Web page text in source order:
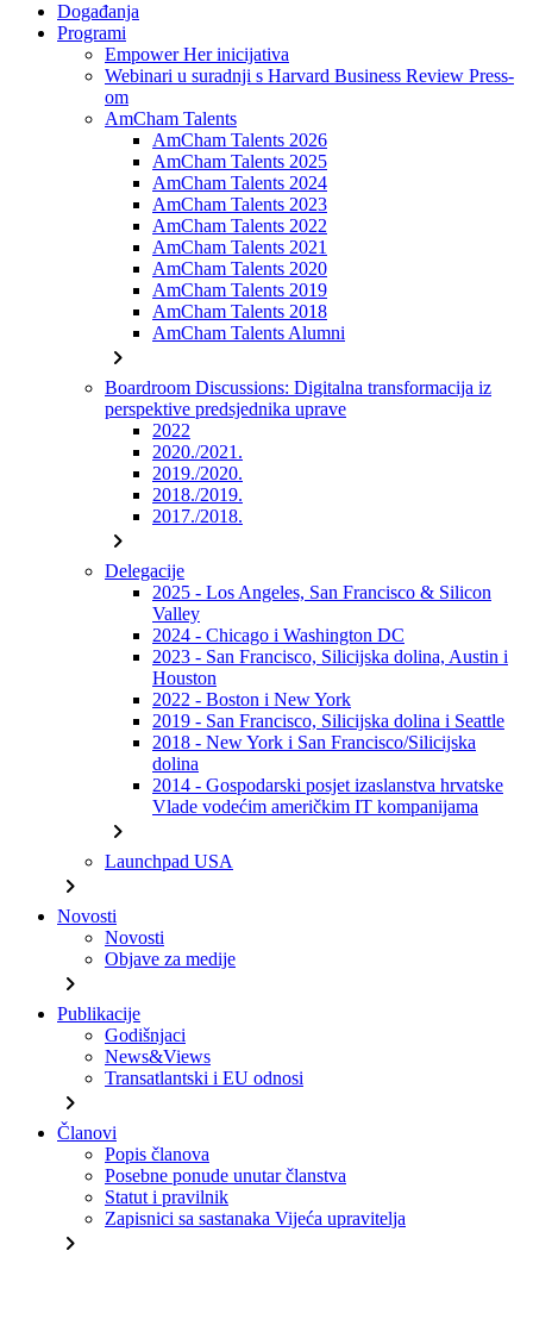
Događanja
Programi
Empower Her inicijativa
Webinari u suradnji s Harvard Business Review Press-
om
AmCham Talents
AmCham Talents 2026
AmCham Talents 2025
AmCham Talents 2024
AmCham Talents 2023
AmCham Talents 2022
AmCham Talents 2021
AmCham Talents 2020
AmCham Talents 2019
AmCham Talents 2018
AmCham Talents Alumni
chevron_right
Boardroom Discussions: Digitalna transformacija iz
perspektive predsjednika uprave
2022
2020./2021.
2019./2020.
2018./2019.
2017./2018.
chevron_right
Delegacije
2025 - Los Angeles, San Francisco & Silicon
Valley
2024 - Chicago i Washington DC
2023 - San Francisco, Silicijska dolina, Austin i
Houston
2022 - Boston i New York
2019 - San Francisco, Silicijska dolina i Seattle
2018 - New York i San Francisco/Silicijska
dolina
2014 - Gospodarski posjet izaslanstva hrvatske
Vlade vodećim američkim IT kompanijama
chevron_right
Launchpad USA
chevron_right
Novosti
Novosti
Objave za medije
chevron_right
Publikacije
Godišnjaci
News&Views
Transatlantski i EU odnosi
chevron_right
Članovi
Popis članova
Posebne ponude unutar članstva
Statut i pravilnik
Zapisnici sa sastanaka Vijeća upravitelja
chevron_right